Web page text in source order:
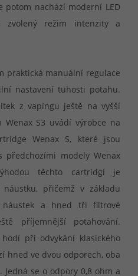
potom nachází moderní LED
zvolený režim intenzity a
praktická manuální regulace
nastavení tuhosti potahu.
z vapingu ještě na vyšší
Wenax S3 uvádí výrobce na
Wenax S, které jsou
modely Wenax
těchto cartridgí je
přičemž v základu
náustek a hned tři filtrové
příjemnější potahování.
při odvykání klasického
hned ve dvou odporech, oba
se o odpory 0,8 ohm a